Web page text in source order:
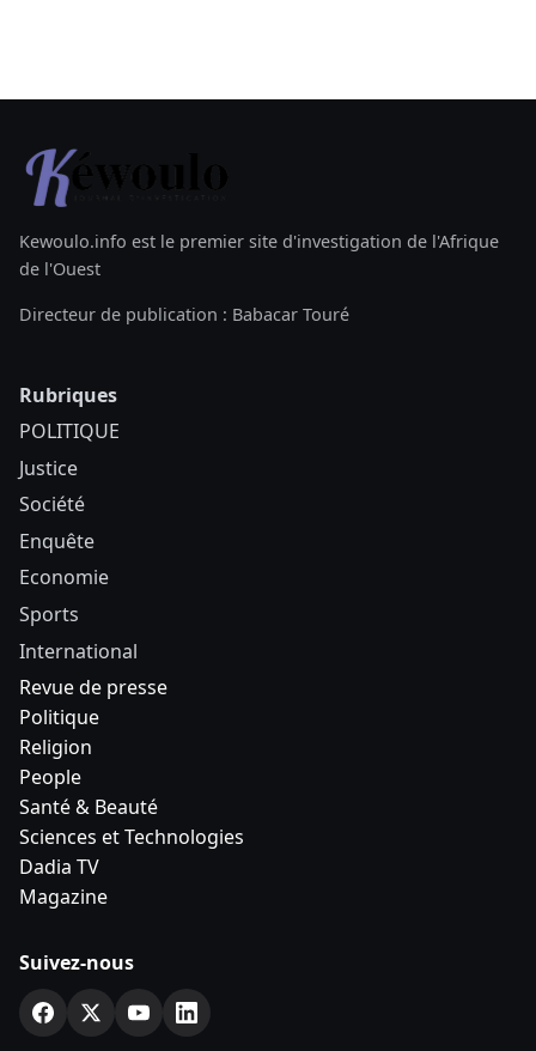
Kewoulo.info est le premier site d'investigation de l'Afrique
de l'Ouest
Directeur de publication : Babacar Touré
Rubriques
POLITIQUE
Justice
Société
Enquête
Economie
Sports
International
Revue de presse
Politique
Religion
People
Santé & Beauté
Sciences et Technologies
Dadia TV
Magazine
Suivez-nous